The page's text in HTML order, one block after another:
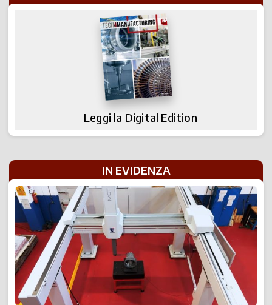
Leggi la Digital Edition
IN EVIDENZA